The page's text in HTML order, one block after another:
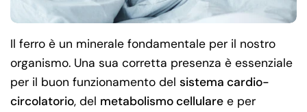
Il ferro è un minerale fondamentale per il nostro
organismo. Una sua corretta presenza è essenziale
per il buon funzionamento del sistema cardio-
circolatorio, del metabolismo cellulare e per